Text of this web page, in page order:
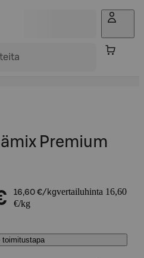
Premium
16,60 €/kgvertailuhinta 16,60
€/kg
toimitustapa